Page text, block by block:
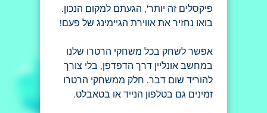
פיקסלים זה יותר', הגעתם למקום הנכון.
בואו נחזיר את אווירת הגיימינג של פעם!
אפשר לשחק בכל משחקי הרטרו שלנו
במחשב אונליין דרך הדפדפן, בלי צורך
להוריד שום דבר. חלק ממשחקי הרטרו
זמינים גם בטלפון הנייד או בטאבלט.